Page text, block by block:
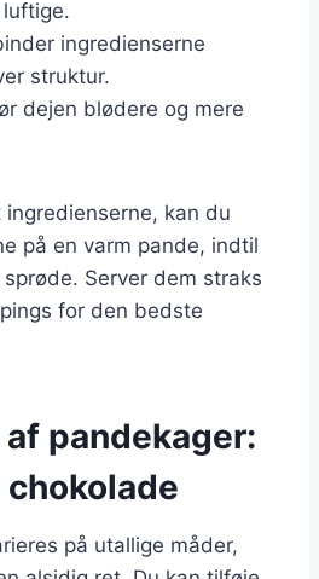
ingredienserne
struktur.
dejen blødere og mere
kan du
på en varm pande, indtil
Server dem straks
for den bedste
pandekager:
på utallige måder,